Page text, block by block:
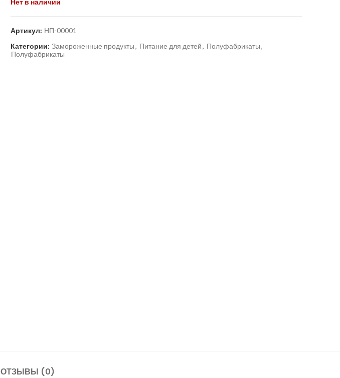
Нет в наличии
Артикул: НП-00001
Категории: Замороженные продукты, Питание для детей, Полуфабрикаты,
Полуфабрикаты
ОТЗЫВЫ (0)